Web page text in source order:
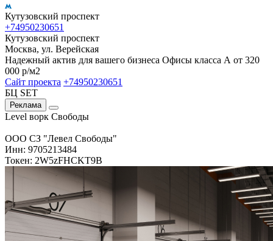
Кутузовский проспект
+74950230651
Кутузовский проспект
Москва, ул. Верейская
Надежный актив для вашего бизнеса Офисы класса А от 320
000 р/м2
Сайт проекта +74950230651
БЦ SET
Реклама
Level ворк Свободы
ООО СЗ "Левел Свободы"
Инн: 9705213484
Токен: 2W5zFHCKT9B